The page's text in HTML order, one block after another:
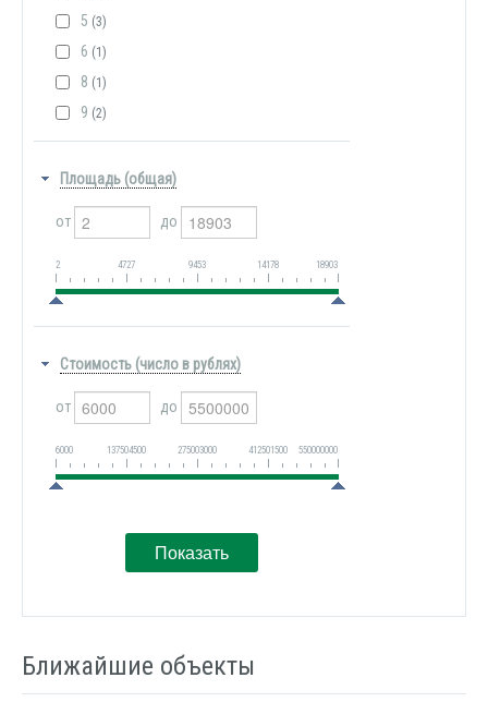
5 (3)
6 (1)
8 (1)
9 (2)
Площадь (общая)
от до
2 4727 9453 14178 18903
Стоимость (число в рублях)
от до
6000 137504500 275003000 412501500 550000000
Ближайшие объекты